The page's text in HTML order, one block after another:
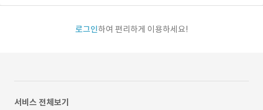
로그인하여 편리하게 이용하세요!
서비스 전체보기